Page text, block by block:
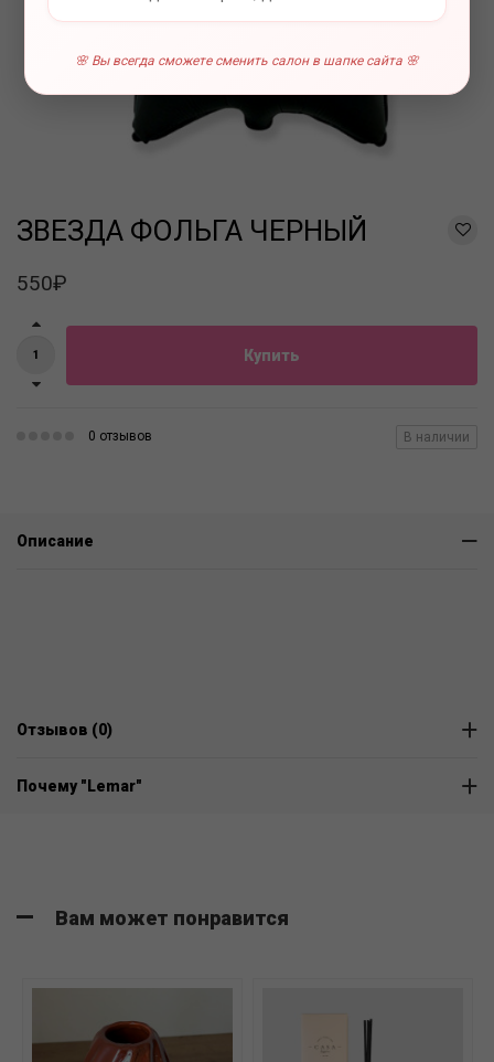
🌸 Вы всегда сможете сменить салон в шапке сайта 🌸
ЗВЕЗДА ФОЛЬГА ЧЕРНЫЙ
550₽
Купить
0 отзывов В наличии
Описание
Отзывов (0)
Почему "Lemar"
Вам может понравится